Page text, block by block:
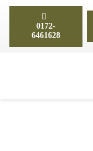
0172-
6461628